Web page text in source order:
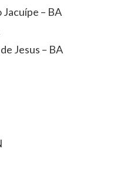
– BA
Jesus – BA